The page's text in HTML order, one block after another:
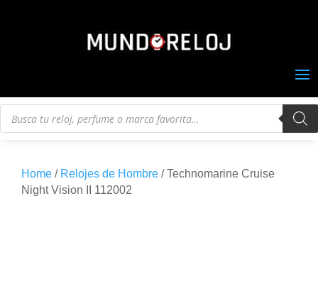
Búsqueda
Home / Relojes de Hombre / Technomarine Cruise
Night Vision II 112002